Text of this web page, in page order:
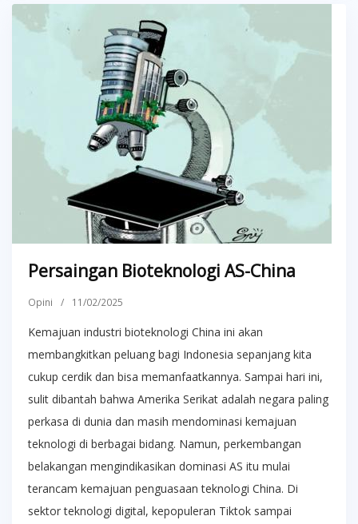
Persaingan Bioteknologi AS-China
Opini / 11/02/2025
Kemajuan industri bioteknologi China ini akan
membangkitkan peluang bagi Indonesia sepanjang kita
cukup cerdik dan bisa memanfaatkannya. Sampai hari ini,
sulit dibantah bahwa Amerika Serikat adalah negara paling
perkasa di dunia dan masih mendominasi kemajuan
teknologi di berbagai bidang. Namun, perkembangan
belakangan mengindikasikan dominasi AS itu mulai
terancam kemajuan penguasaan teknologi China. Di
sektor teknologi digital, kepopuleran Tiktok sampai